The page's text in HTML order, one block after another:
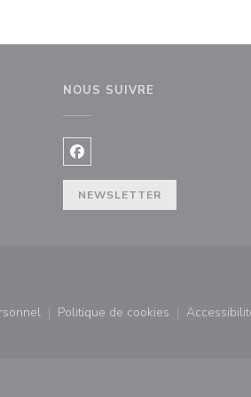
NOUS SUIVRE
Facebook ((ouvre une
NEWSLETTER
une nouvelle fenêtre))
Politique de cookies
((ouvre une nouvelle